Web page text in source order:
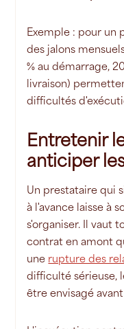
Exemple : pour un
des jalons
% au démarrage,
livraison)
difficultés
Entretenir
anticiper
Un prestataire qui
à l'avance laisse à
s'organiser. Il vaut
contrat en amont
une rupture des
difficulté sérieuse,
être envisagé